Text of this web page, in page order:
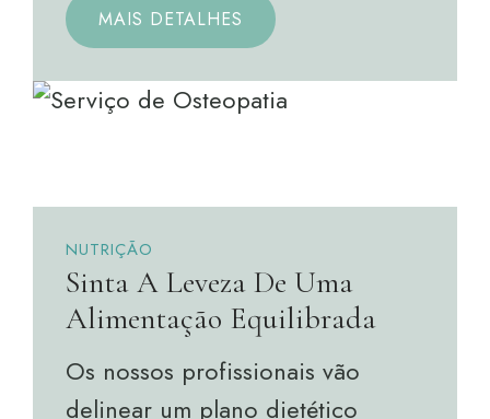
MAIS DETALHES
NUTRIÇÃO
Sinta A Leveza De Uma
Alimentação Equilibrada
Os nossos profissionais vão
delinear um plano dietético